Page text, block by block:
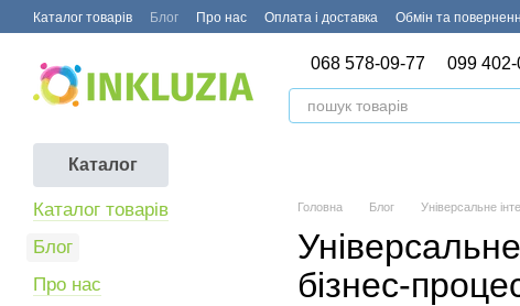
Перейти до основного контенту
Каталог товарів Блог Про нас Оплата і доставка Обмін та
068 578-09-77 099 402-
Каталог
Головна Блог Універсальне
бізнес-
Каталог товарів
Блог
Про нас